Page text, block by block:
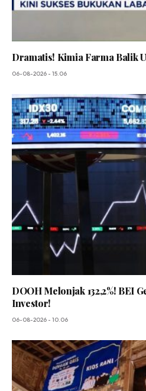
Dramatis! Kimia Farma Balik
06-08-2026 - 15.06
DOOH Melonjak 132,2%! BEI
Investor!
06-08-2026 - 10.06